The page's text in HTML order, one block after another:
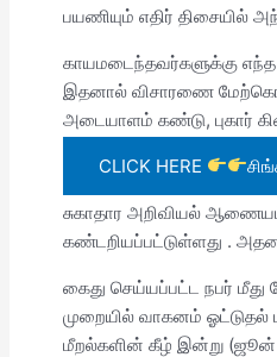
பயணியும் எதிர் திசையில்
காயமடைந்தவர்களுக்கு எந்த
இதனால் விசாரணை
அடையாளம் கண்டு, புகார்
CLICK HERE
சுகாதார அறிவியல்
கண்டறியப்பட்டுள்ளது .
கைது செய்யப்பட்ட நபர்
முறையில் வாகனம் ஓட்டுதல்
மீறல்களின் கீழ் இன்று (ஜூன்